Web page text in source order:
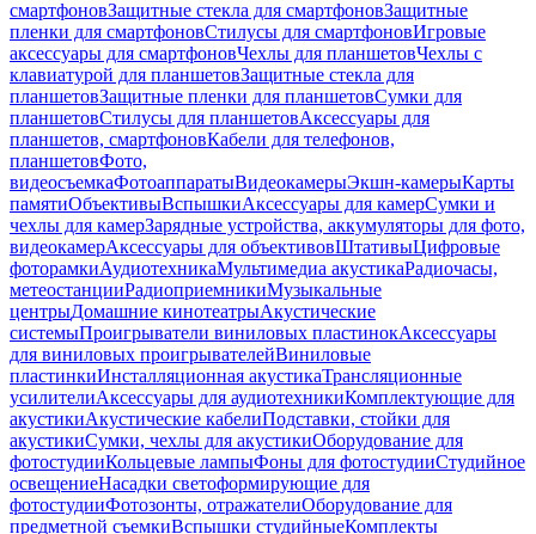
смартфоновЗащитные стекла для смартфоновЗащитные
пленки для смартфоновСтилусы для смартфоновИгровые
аксессуары для смартфоновЧехлы для планшетовЧехлы с
клавиатурой для планшетовЗащитные стекла для
планшетовЗащитные пленки для планшетовСумки для
планшетовСтилусы для планшетовАксессуары для
планшетов, смартфоновКабели для телефонов,
планшетовФото,
видеосъемкаФотоаппаратыВидеокамерыЭкшн-камерыКарты
памятиОбъективыВспышкиАксессуары для камерСумки и
чехлы для камерЗарядные устройства, аккумуляторы для фото,
видеокамерАксессуары для объективовШтативыЦифровые
фоторамкиАудиотехникаМультимедиа акустикаРадиочасы,
метеостанцииРадиоприемникиМузыкальные
центрыДомашние кинотеатрыАкустические
системыПроигрыватели виниловых пластинокАксессуары
для виниловых проигрывателейВиниловые
пластинкиИнсталляционная акустикаТрансляционные
усилителиАксессуары для аудиотехникиКомплектующие для
акустикиАкустические кабелиПодставки, стойки для
акустикиСумки, чехлы для акустикиОборудование для
фотостудииКольцевые лампыФоны для фотостудииСтудийное
освещениеНасадки светоформирующие для
фотостудииФотозонты, отражателиОборудование для
предметной съемкиВспышки студийныеКомплекты